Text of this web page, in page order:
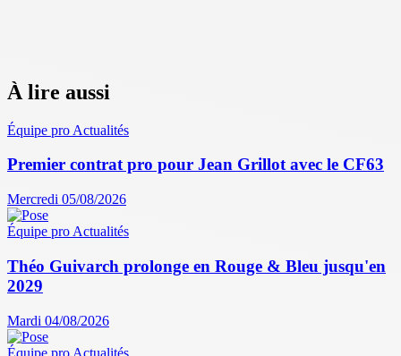
À lire aussi
Équipe pro Actualités
Premier contrat pro pour Jean Grillot avec le CF63
Mercredi 05/08/2026
Équipe pro Actualités
Théo Guivarch prolonge en Rouge & Bleu jusqu'en
2029
Mardi 04/08/2026
Équipe pro Actualités